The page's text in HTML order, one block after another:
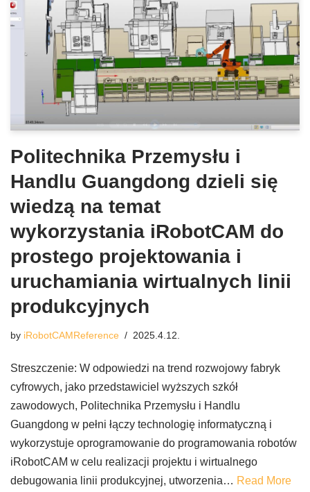
Politechnika Przemysłu i
Handlu Guangdong dzieli się
wiedzą na temat
wykorzystania iRobotCAM do
prostego projektowania i
uruchamiania wirtualnych linii
produkcyjnych
by iRobotCAMReference 2025.4.12.
Streszczenie: W odpowiedzi na trend rozwojowy fabryk
cyfrowych, jako przedstawiciel wyższych szkół
zawodowych, Politechnika Przemysłu i Handlu
Guangdong w pełni łączy technologię informatyczną i
wykorzystuje oprogramowanie do programowania robotów
iRobotCAM w celu realizacji projektu i wirtualnego
debugowania linii produkcyjnej, utworzenia… Read More